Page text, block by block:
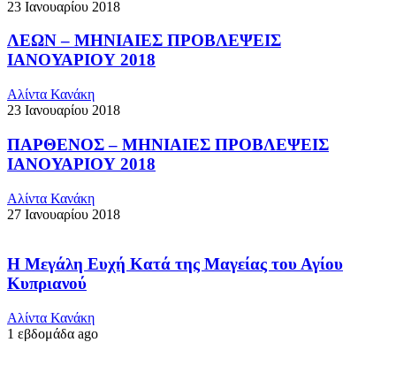
23 Ιανουαρίου 2018
ΛΕΩΝ – ΜΗΝΙΑΙΕΣ ΠΡΟΒΛΕΨΕΙΣ
ΙΑΝΟΥΑΡΙΟΥ 2018
Αλίντα Κανάκη
23 Ιανουαρίου 2018
ΠΑΡΘΕΝΟΣ – ΜΗΝΙΑΙΕΣ ΠΡΟΒΛΕΨΕΙΣ
ΙΑΝΟΥΑΡΙΟΥ 2018
Αλίντα Κανάκη
27 Ιανουαρίου 2018
Η Μεγάλη Ευχή Κατά της Μαγείας του Αγίου
Κυπριανού
Αλίντα Κανάκη
1 εβδομάδα ago